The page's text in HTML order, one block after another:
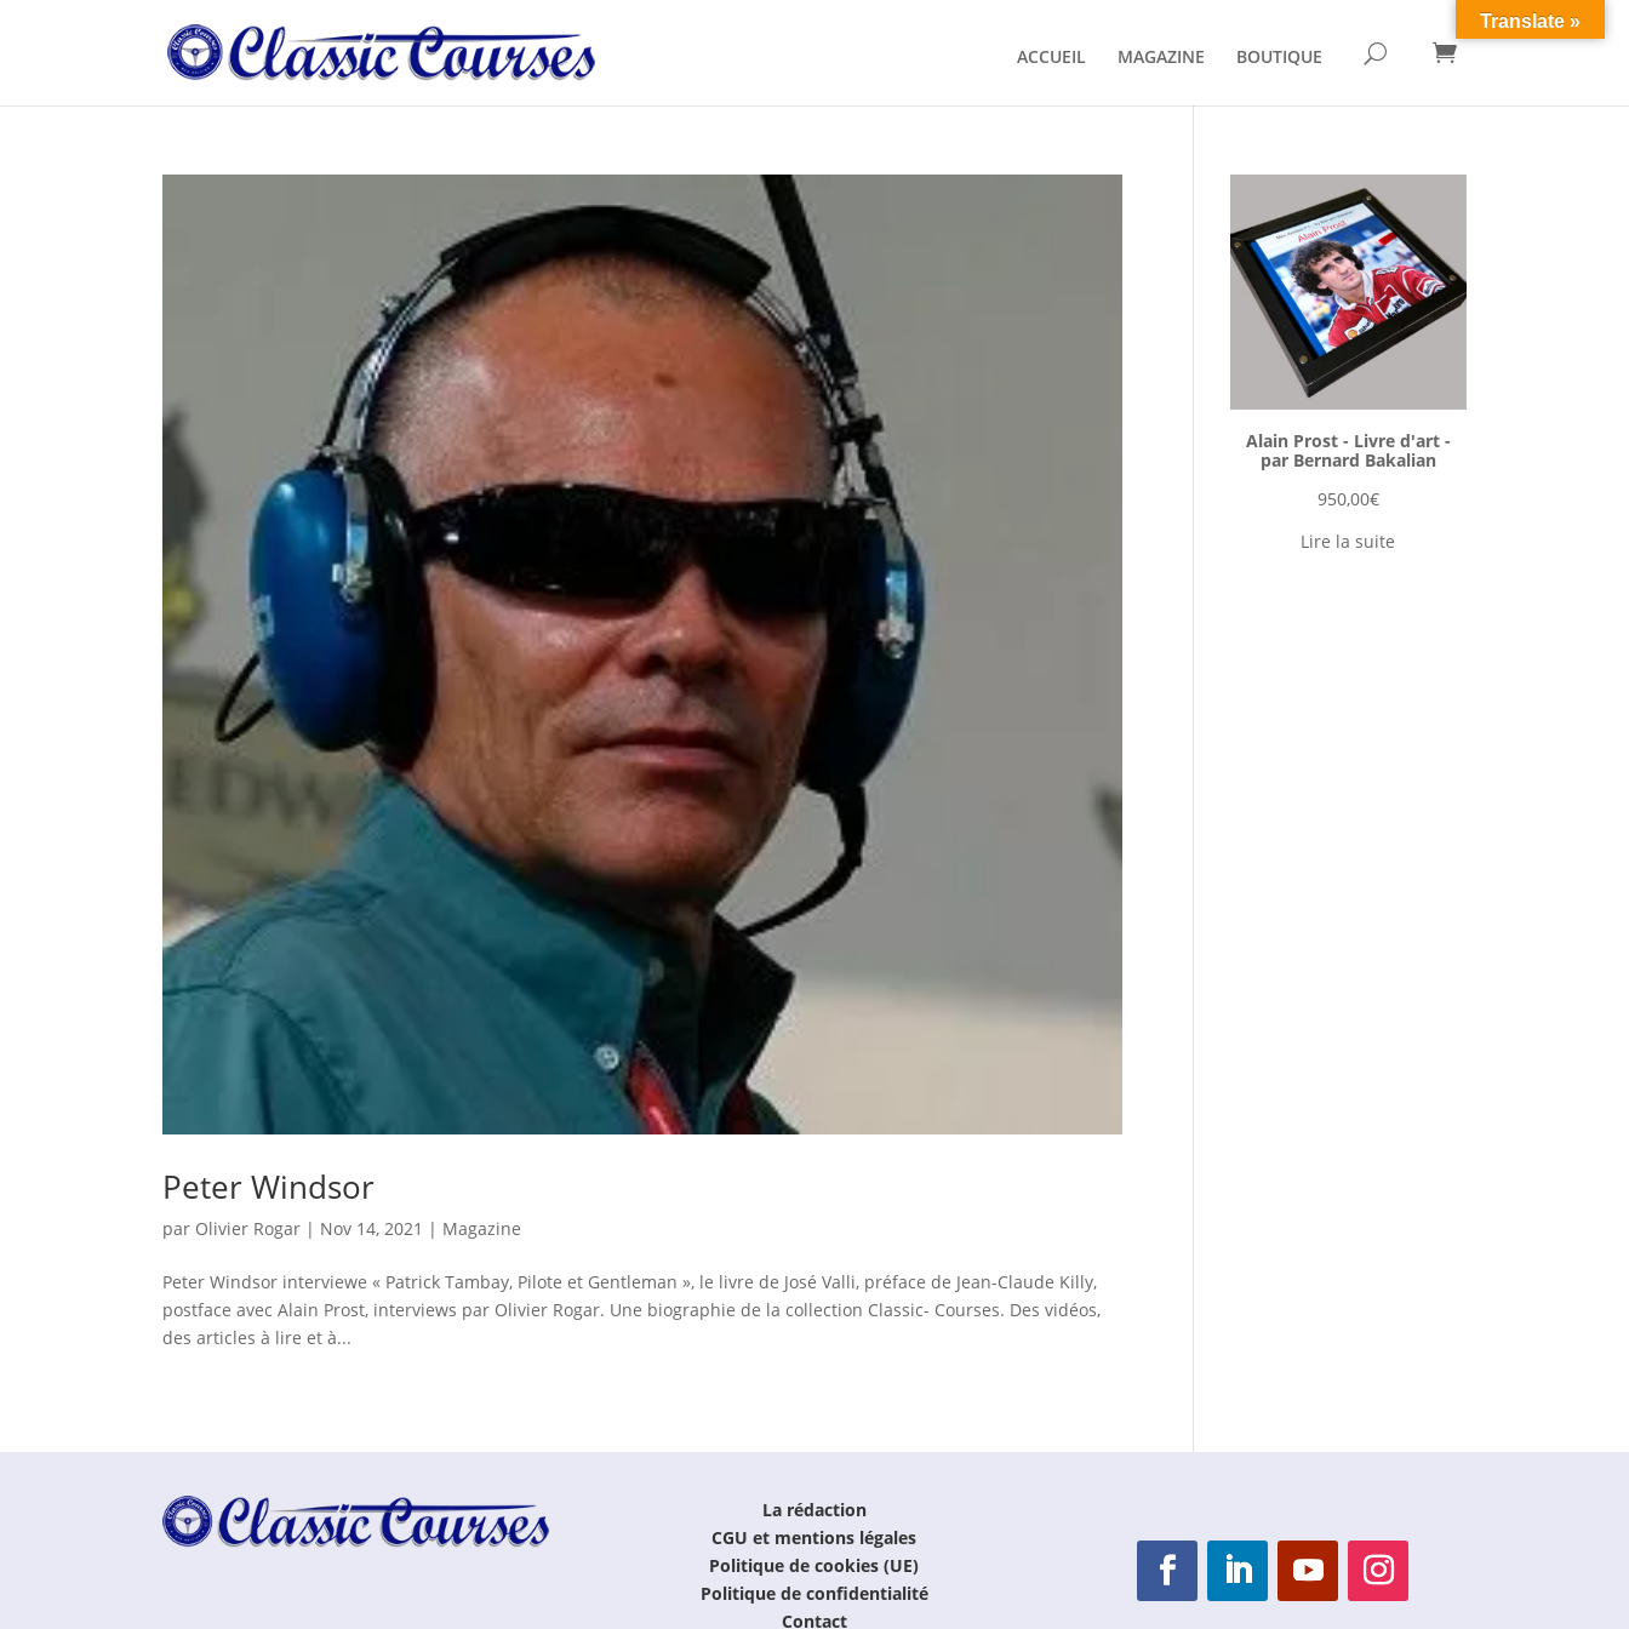
ACCUEIL MAGAZINE BOUTIQUE U 
Peter Windsor
par Olivier Rogar | Nov 14, 2021 | Magazine
Peter Windsor interviewe « Patrick Tambay, Pilote et Gentleman », le livre de José Valli, préface de Jean-Claude Killy,
postface avec Alain Prost, interviews par Olivier Rogar. Une biographie de la collection Classic- Courses. Des vidéos,
des articles à lire et à...
Alain Prost - Livre d'art -
par Bernard Bakalian
950,00€
Lire la suite
La rédaction
CGU et mentions légales
Politique de cookies (UE)
Politique de confidentialité
Contact
Translate »